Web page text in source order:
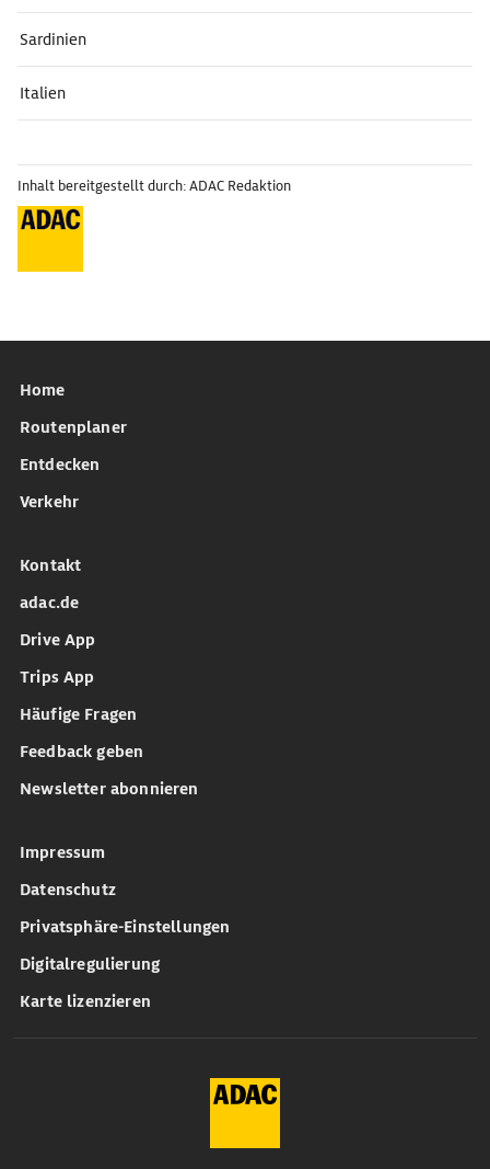
Sardinien
Italien
Inhalt bereitgestellt durch: ADAC Redaktion
Home
Routenplaner
Entdecken
Verkehr
Kontakt
adac.de
Drive App
Trips App
Häufige Fragen
Feedback geben
Newsletter abonnieren
Impressum
Datenschutz
Privatsphäre-Einstellungen
Digitalregulierung
Karte lizenzieren